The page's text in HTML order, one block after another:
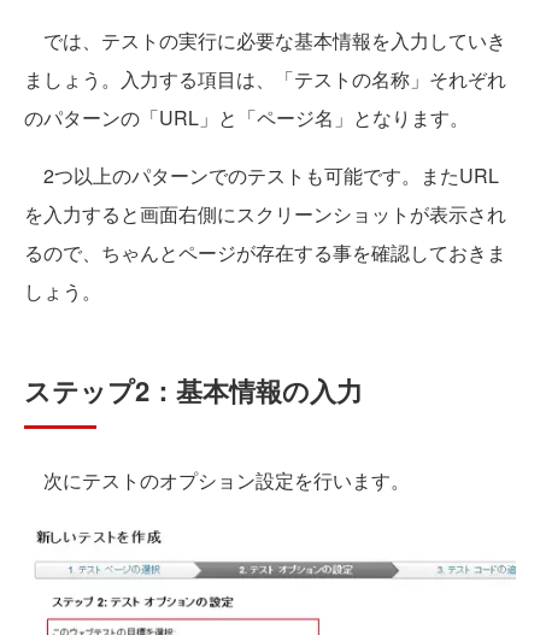
では、テストの実行に必要な基本情報を入力していき
ましょう。入力する項目は、「テストの名称」それぞれ
のパターンの「URL」と「ページ名」となります。
2つ以上のパターンでのテストも可能です。またURL
を入力すると画面右側にスクリーンショットが表示され
るので、ちゃんとページが存在する事を確認しておきま
しょう。
ステップ2：基本情報の入力
次にテストのオプション設定を行います。